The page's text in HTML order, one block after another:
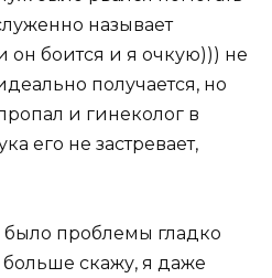
называет
он боится и я очкую))) не
получается, но
и гинеколог в
его не застревает,
проблемы гладко
скажу, я даже